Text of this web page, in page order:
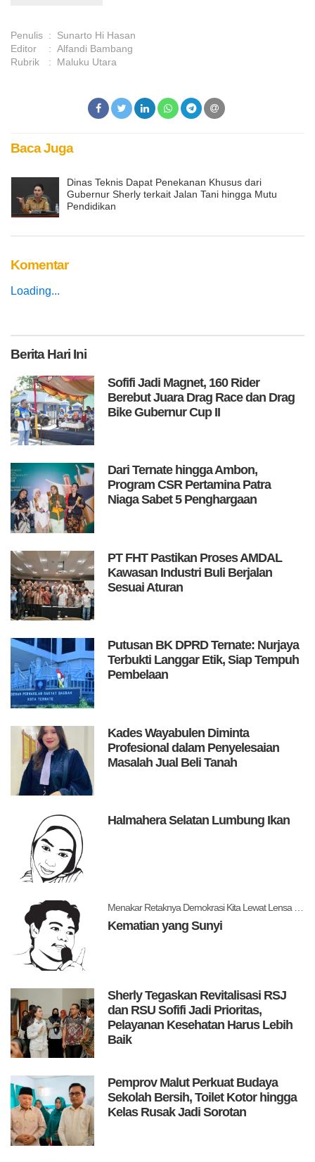
Penulis :
Sunarto Hi Hasan
Editor
: Alfandi Bambang
Rubrik
: Maluku Utara
Baca Juga
Dinas Teknis Dapat Penekanan Khusus dari
Gubernur Sherly terkait Jalan Tani hingga Mutu
Pendidikan
Komentar
Loading...
BeritaHari Ini
Sofifi Jadi Magnet, 160 Rider
Berebut Juara Drag Race dan Drag
Bike Gubernur Cup II
Dari Ternate hingga Ambon,
Program CSR Pertamina Patra
Niaga Sabet 5 Penghargaan
PT FHT Pastikan Proses AMDAL
Kawasan Industri Buli Berjalan
Sesuai Aturan
Putusan BK DPRD Ternate: Nurjaya
Terbukti Langgar Etik, Siap Tempuh
Pembelaan
Kades Wayabulen Diminta
Profesional dalam Penyelesaian
Masalah Jual Beli Tanah
Halmahera Selatan Lumbung Ikan
Menakar Retaknya Demokrasi Kita Lewat Lensa Levitsky dan Ziblatt
Kematian yang Sunyi
Sherly Tegaskan Revitalisasi RSJ
dan RSU Sofifi Jadi Prioritas,
Pelayanan Kesehatan Harus Lebih
Baik
Pemprov Malut Perkuat Budaya
Sekolah Bersih, Toilet Kotor hingga
Kelas Rusak Jadi Sorotan